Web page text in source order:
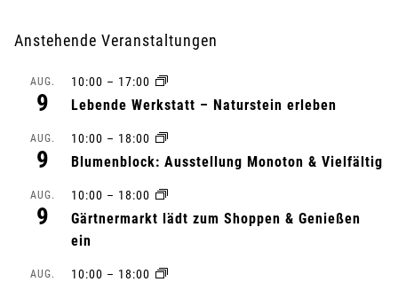
a
Anstehende Veranstaltungen
AUG.
9
10:00 – 17:00
Lebende Werkstatt – Naturstein erleben
AUG.
9
10:00 – 18:00
Blumenblock: Ausstellung Monoton & Vielfältig
AUG.
9
10:00 – 18:00
Gärtnermarkt lädt zum Shoppen & Genießen
ein
AUG. 10:00 – 18:00